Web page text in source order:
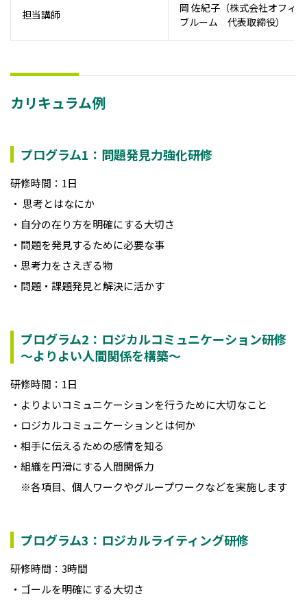
担当講師
岡 佐紀子（株式会社オフィス
ブルーム 代表取締役）
カリキュラム例
プログラム1：問題発見力強化研修
研修時間：1日
・ 思考とはなにか
・ 自分の在り方を明確にする大切さ
・ 問題を発見するために必要な事
・ 思考力をさえぎる物
・ 問題・課題発見と解決に活かす
プログラム2：ロジカルコミュニケーション研修
～よりよい人間関係を構築～
研修時間：1日
・よりよいコミュニケーションを行うために大切なこと
・ロジカルコミュニケーションとは何か
・相手に伝えるための感情を知る
・組織を円滑にする人間関係力
※各項目、個人ワークやグループワークなどを実施します
プログラム3：ロジカルライティング研修
研修時間：3時間
・ゴールを明確にする大切さ